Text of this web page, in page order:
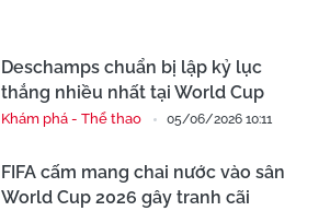
Deschamps chuẩn bị lập kỷ lục
thắng nhiều nhất tại World Cup
Khám phá - Thể thao 05/06/2026 10:11
FIFA cấm mang chai nước vào sân
World Cup 2026 gây tranh cãi